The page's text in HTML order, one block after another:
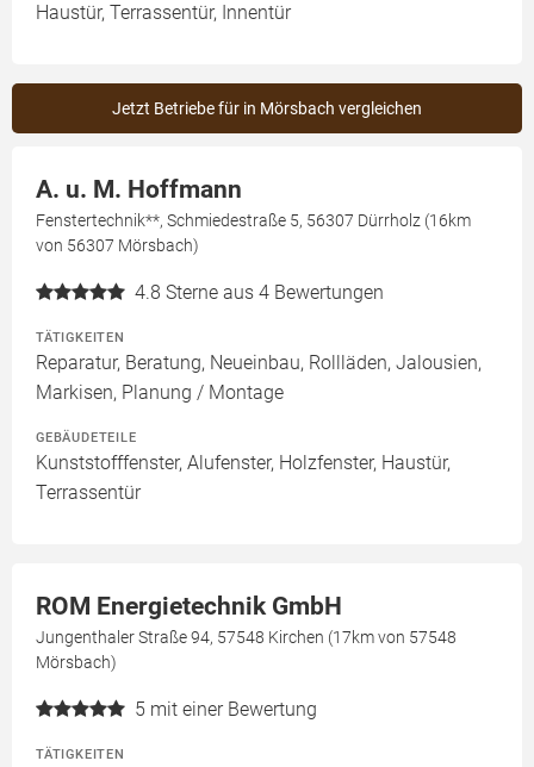
Haustür, Terrassentür, Innentür
Jetzt Betriebe für in Mörsbach vergleichen
A. u. M. Hoffmann
Fenstertechnik**, Schmiedestraße 5, 56307 Dürrholz (16km
von 56307 Mörsbach)
4.8 Sterne aus 4 Bewertungen
TÄTIGKEITEN
Reparatur, Beratung, Neueinbau, Rollläden, Jalousien,
Markisen, Planung / Montage
GEBÄUDETEILE
Kunststofffenster, Alufenster, Holzfenster, Haustür,
Terrassentür
ROM Energietechnik GmbH
Jungenthaler Straße 94, 57548 Kirchen (17km von 57548
Mörsbach)
5 mit einer Bewertung
TÄTIGKEITEN